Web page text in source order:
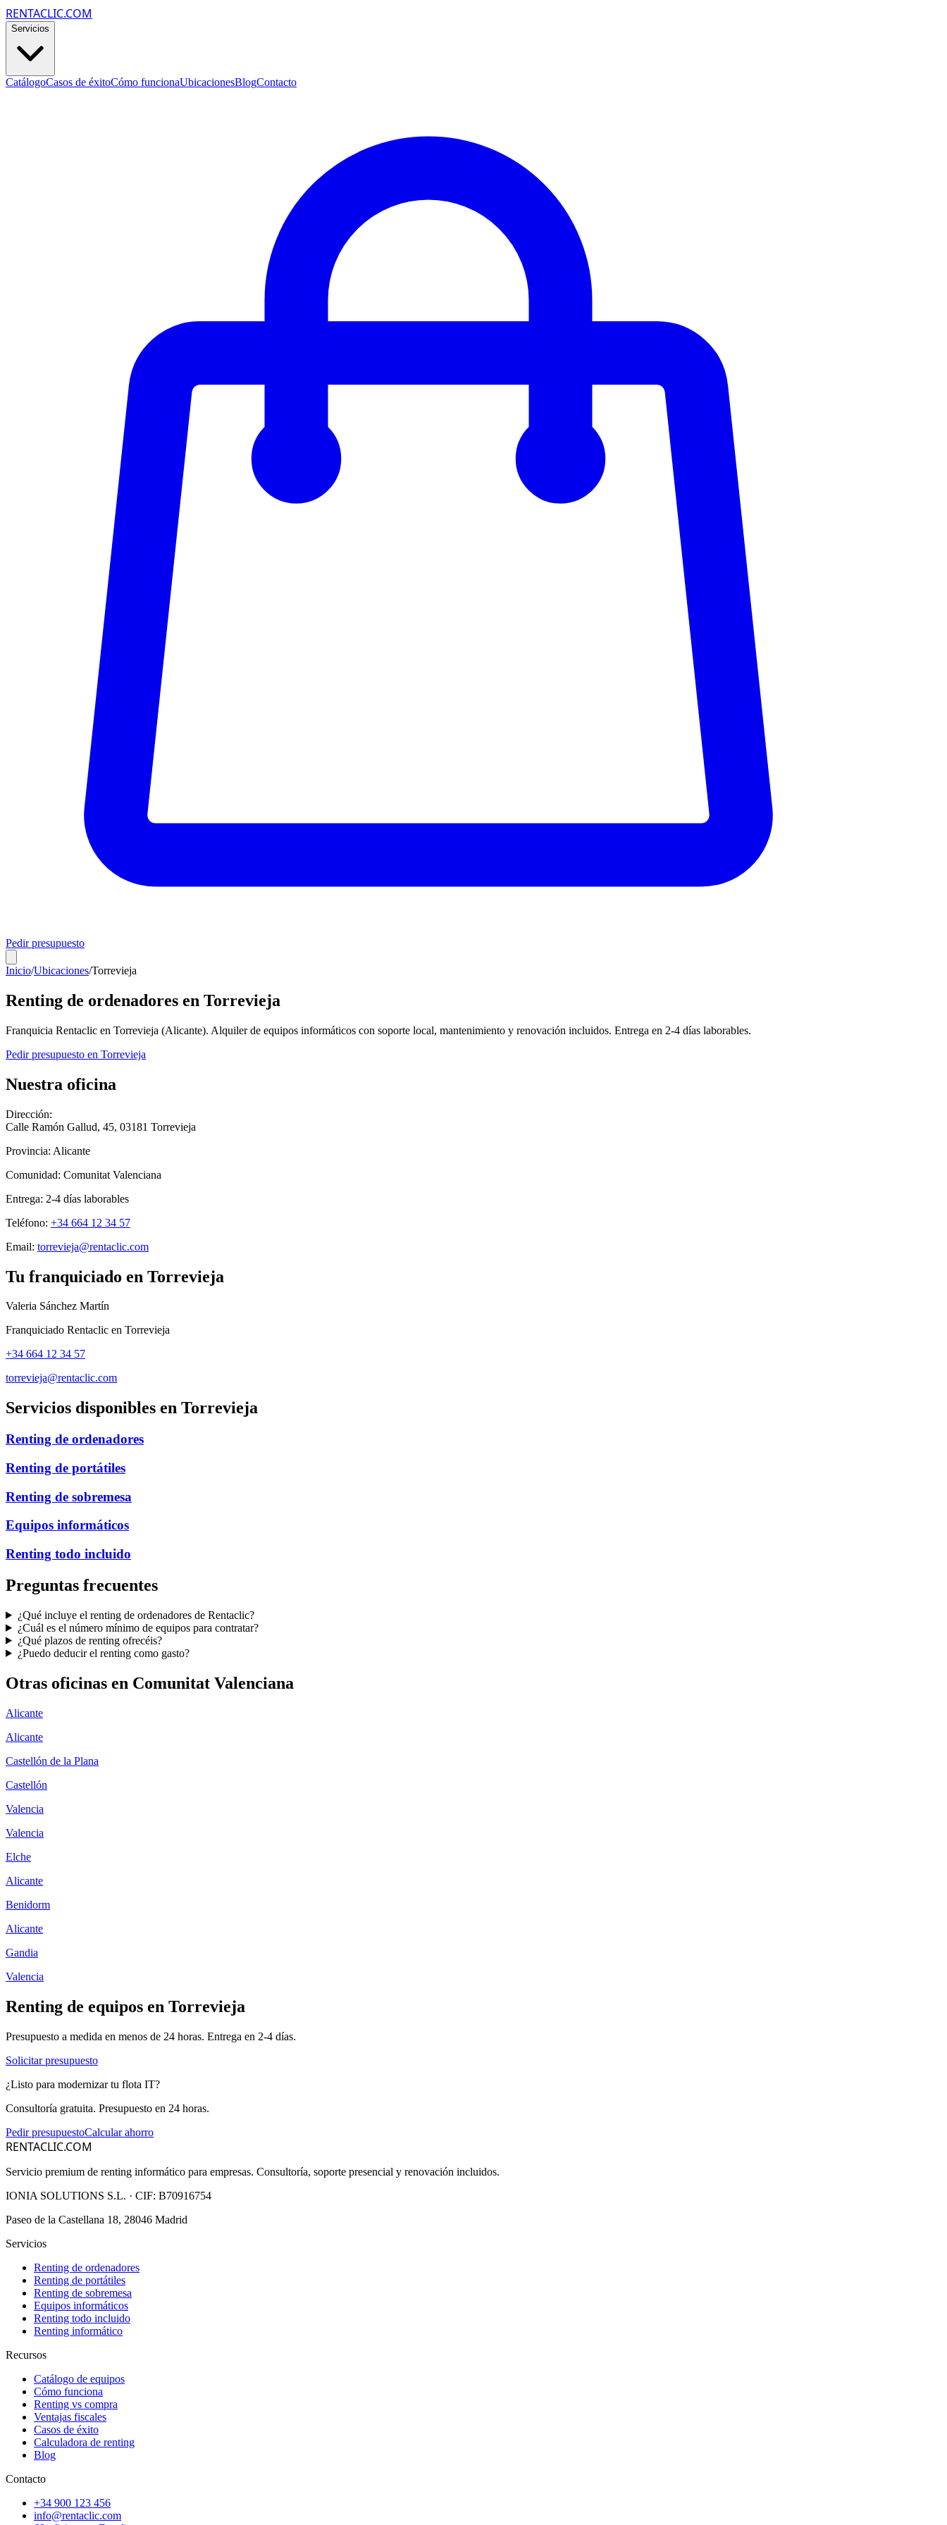
RENTACLIC.COM
Servicios
CatálogoCasos de éxitoCómo funcionaUbicacionesBlogContacto
Pedir presupuesto
Inicio/Ubicaciones/Torrevieja
Renting de ordenadores en Torrevieja
Franquicia Rentaclic en Torrevieja (Alicante). Alquiler de equipos informáticos con soporte local, mantenimiento y renovación incluidos. Entrega en 2-4 días laborables.
Pedir presupuesto en Torrevieja
Nuestra oficina
Dirección:
Calle Ramón Gallud, 45, 03181 Torrevieja
Provincia: Alicante
Comunidad: Comunitat Valenciana
Entrega: 2-4 días laborables
Teléfono: +34 664 12 34 57
Email: torrevieja@rentaclic.com
Tu franquiciado en Torrevieja
Valeria Sánchez Martín
Franquiciado Rentaclic en Torrevieja
+34 664 12 34 57
torrevieja@rentaclic.com
Servicios disponibles en Torrevieja
Renting de ordenadores
Renting de portátiles
Renting de sobremesa
Equipos informáticos
Renting todo incluido
Preguntas frecuentes
¿Qué incluye el renting de ordenadores de Rentaclic?
¿Cuál es el número mínimo de equipos para contratar?
¿Qué plazos de renting ofrecéis?
¿Puedo deducir el renting como gasto?
Otras oficinas en Comunitat Valenciana
Alicante
Alicante
Castellón de la Plana
Castellón
Valencia
Valencia
Elche
Alicante
Benidorm
Alicante
Gandia
Valencia
Renting de equipos en Torrevieja
Presupuesto a medida en menos de 24 horas. Entrega en 2-4 días.
Solicitar presupuesto
¿Listo para modernizar tu flota IT?
Consultoría gratuita. Presupuesto en 24 horas.
Pedir presupuestoCalcular ahorro
RENTACLIC.COM
Servicio premium de renting informático para empresas. Consultoría, soporte presencial y renovación incluidos.
IONIA SOLUTIONS S.L. · CIF: B70916754
Paseo de la Castellana 18, 28046 Madrid
Servicios
Renting de ordenadores
Renting de portátiles
Renting de sobremesa
Equipos informáticos
Renting todo incluido
Renting informático
Recursos
Catálogo de equipos
Cómo funciona
Renting vs compra
Ventajas fiscales
Casos de éxito
Calculadora de renting
Blog
Contacto
+34 900 123 456
info@rentaclic.com